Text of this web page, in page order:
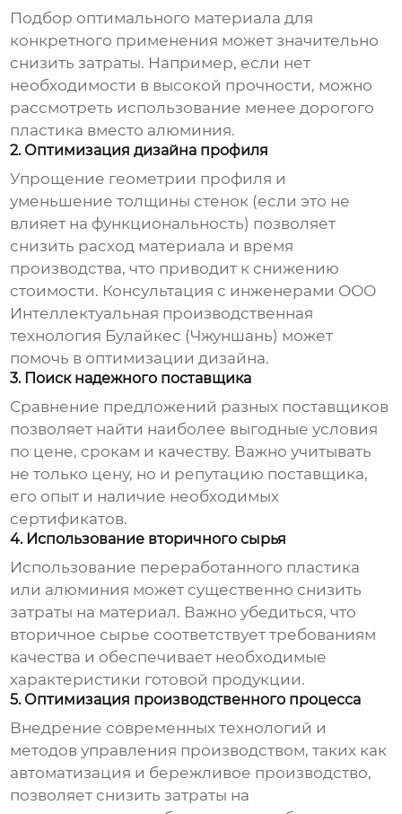
Подбор оптимального материала для
конкретного применения может значительно
снизить затраты. Например, если нет
необходимости в высокой прочности, можно
рассмотреть использование менее дорогого
пластика вместо алюминия.
2. Оптимизация дизайна профиля
Упрощение геометрии профиля и
уменьшение толщины стенок (если это не
влияет на функциональность) позволяет
снизить расход материала и время
производства, что приводит к снижению
стоимости. Консультация с инженерами ООО
Интеллектуальная производственная
технология Булайкес (Чжуншань) может
помочь в оптимизации дизайна.
3. Поиск надежного поставщика
Сравнение предложений разных поставщиков
позволяет найти наиболее выгодные условия
по цене, срокам и качеству. Важно учитывать
не только цену, но и репутацию поставщика,
его опыт и наличие необходимых
сертификатов.
4. Использование вторичного сырья
Использование переработанного пластика
или алюминия может существенно снизить
затраты на материал. Важно убедиться, что
вторичное сырье соответствует требованиям
качества и обеспечивает необходимые
характеристики готовой продукции.
5. Оптимизация производственного процесса
Внедрение современных технологий и
методов управления производством, таких как
автоматизация и бережливое производство,
позволяет снизить затраты на